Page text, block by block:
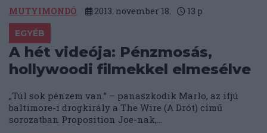
MUTYIMONDÓ 2013. november 18. 13 p
EGYÉB
A hét videója: Pénzmosás,
hollywoodi filmekkel elmesélve
„Túl sok pénzem van.” – panaszkodik Marlo, az ifjú
baltimore-i drogkirály a The Wire (A Drót) című
sorozatban Proposition Joe-nak,...